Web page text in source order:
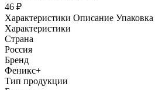
46 ₽
Характеристики Описание Упаковка
Характеристики
Страна
Россия
Бренд
Феникс+
Тип продукции